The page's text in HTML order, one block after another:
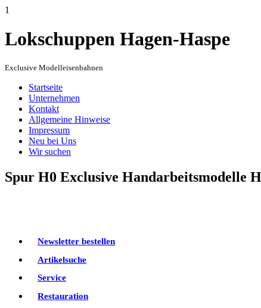
1
Lokschuppen Hagen-Haspe
Exclusive Modelleisenbahnen
Startseite
Unternehmen
Kontakt
Allgemeine Hinweise
Impressum
Neu bei Uns
Wir suchen
Spur H0 Exclusive Handarbeitsmodelle
Newsletter bestellen
Artikelsuche
Service
Restauration